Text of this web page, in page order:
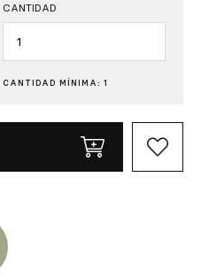
CANTIDAD
CANTIDAD MÍNIMA: 1